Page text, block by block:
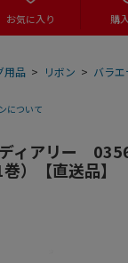
お気に入り 購
用品 > リボン > バラ
について
ィアリー
）【直送品】